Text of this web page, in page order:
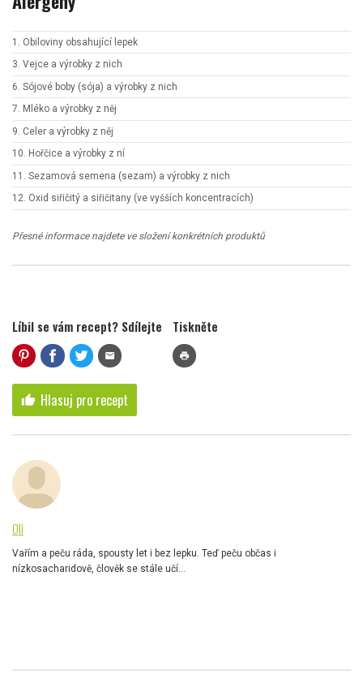
1. Obiloviny obsahující lepek
3. Vejce a výrobky z nich
6. Sójové boby (sója) a výrobky z nich
7. Mléko a výrobky z něj
9. Celer a výrobky z něj
10. Hořčice a výrobky z ní
11. Sezamová semena (sezam) a výrobky z nich
12. Oxid siřičitý a siřičitany (ve vyšších koncentracích)
Přesné informace najdete ve složení konkrétních produktů
Líbil se vám recept? Sdílejte
mail
Tiskněte
print
thumb_up Hlasuj pro recept
Oli
Vařím a peču ráda, spousty let i bez lepku. Teď peču občas i
nízkosacharidově, člověk se stále učí...